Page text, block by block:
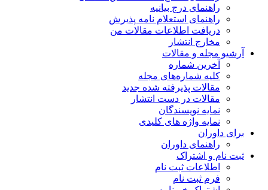
راهنمای درج بیانیه
راهنمای استعلام نامه پذیرش
دریافت اطلاعات مقالات من
مخارج انتشار
آرشیو مجله و مقالات
آخرین شماره
کلیه شماره‌های مجله
مقالات پذیرفته شده جدید
مقالات در دست انتشار
نمایه نویسندگان
نمایه واژه های کلیدی
برای داوران
راهنمای داوران
ثبت نام و اشتراک
اطلاعات ثبت نام
فرم ثبت نام